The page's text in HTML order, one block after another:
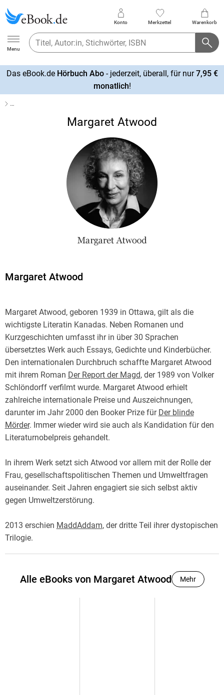
Ebook.de
Menu
Konto Merkzettel Warenkorb
Das eBook.de Hörbuch Abo- jederzeit, überall, für nur7,95 €
monatlich!
…
Margaret Atwood
Margaret Atwood
Margaret Atwood, geboren 1939 in Ottawa, gilt als die
wichtigste Literatin Kanadas. Neben Romanen und
Kurzgeschichten umfasst ihr in über 30 Sprachen
übersetztes Werk auch Essays, Gedichte und Kinderbücher.
Den internationalen Durchbruch schaffte Margaret Atwood
mit ihrem Roman Der Report der Magd, der 1989 von Volker
Schlöndorff verfilmt wurde. Margaret Atwood erhielt
zahlreiche internationale Preise und Auszeichnungen,
darunter im Jahr 2000 den Booker Prize für Der blinde
Mörder. Immer wieder wird sie auch als Kandidation für den
Literaturnobelpreis gehandelt.
In ihrem Werk setzt sich Atwood vor allem mit der Rolle der
Frau, gesellschaftspolitischen Themen und Umweltfragen
auseinander. Seit Jahren engagiert sie sich selbst aktiv
gegen Umweltzerstörung.
2013 erschien MaddAddam, der dritte Teil ihrer dystopischen
Trilogie.
Alle eBooks von Margaret Atwood Mehr